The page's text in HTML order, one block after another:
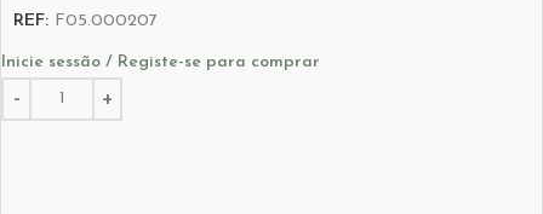
REF: F05.000207
Inicie sessão / Registe-se para comprar